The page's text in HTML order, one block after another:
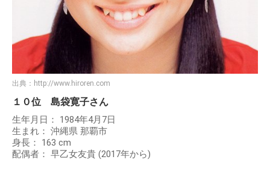
出典： http://www.hiroren.com
１０位 島袋寛子さん
生年月日： 1984年4月7日
生まれ： 沖縄県 那覇市
身長： 163 cm
配偶者： 早乙女友貴 (2017年から)